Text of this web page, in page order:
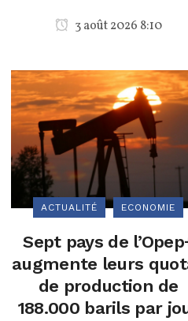
3 août 2026 8:10
ACTUALITÉ ECONOMIE
Sept pays de
augmente leurs
de production de
188.000 barils par